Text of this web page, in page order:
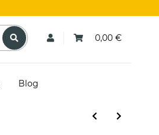
0,00 €
Blog